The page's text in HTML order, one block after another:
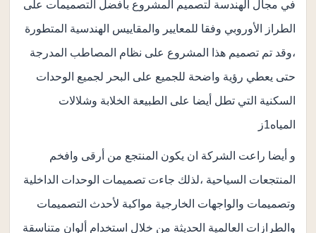
في مجال الهندسة لتصميم المشروع بأفضل التصميمات على
الطراز الأوروبي وفقا للمعايير والمقاييس الهندسية المتطورة
،وقد تم تصميم هذا المشروع على نظام المصاطب المدرجة
حتى يعطي رؤية واضحة للجميع على البحر لجميع الوحدات
السكنية التي تطل أيضا على الطبيعة الخلابة وشلالات
المياه1ز
و أيضا راعت الشركة ان يكون المنتجع من أرقى وافخم
المنتجعات السياحية ،لذلك جاءت تصميمات الوحدات الداخلية
وتصميمات والواجهات الخارجية مواكبة لأحدث التصميمات
والطرازات العالمية الحديثة من خلال استخدام ألوان متناسقة